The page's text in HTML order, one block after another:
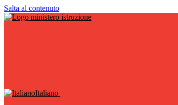
Salta al contenuto
Italiano